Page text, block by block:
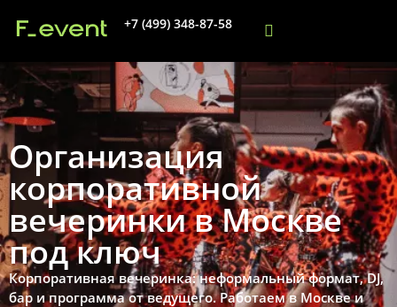
+7 (499) 348-87-58
Организация
корпоративной
вечеринки в Москве
под ключ
Корпоративная вечеринка: неформальный формат, DJ,
бар и программа от ведущего. Работаем в Москве и